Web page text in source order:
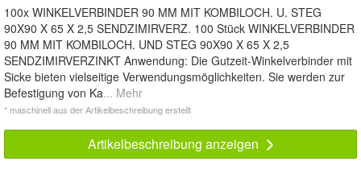
100x WINKELVERBINDER 90 MM MIT KOMBILOCH. U. STEG
90X90 X 65 X 2,5 SENDZIMIRVERZ. 100 Stück WINKELVERBINDER
90 MM MIT KOMBILOCH. UND STEG 90X90 X 65 X 2,5
SENDZIMIRVERZINKT Anwendung: Die Gutzeit-Winkelverbinder mit
Sicke bieten vielseitige Verwendungsmöglichkeiten. Sie werden zur
Befestigung von Ka... Mehr
* maschinell aus der Artikelbeschreibung erstellt
Artikelbeschreibung anzeigen